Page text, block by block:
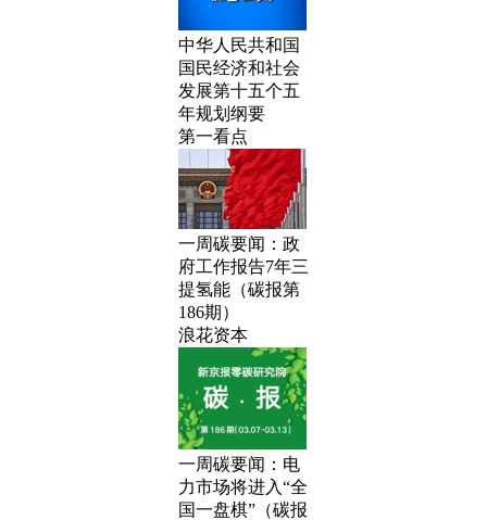
中华人民共和国
国民经济和社会
发展第十五个五
年规划纲要
第一看点
一周碳要闻：政
府工作报告7年三
提氢能（碳报第
186期）
浪花资本
一周碳要闻：电
力市场将进入“全
国一盘棋”（碳报